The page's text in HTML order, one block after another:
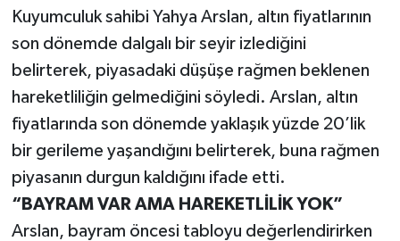
Kuyumculuk sahibi Yahya Arslan, altın fiyatlarının
son dönemde dalgalı bir seyir izlediğini
belirterek, piyasadaki düşüşe rağmen beklenen
hareketliliğin gelmediğini söyledi. Arslan, altın
fiyatlarında son dönemde yaklaşık yüzde 20’lik
bir gerileme yaşandığını belirterek, buna rağmen
piyasanın durgun kaldığını ifade etti.
“BAYRAM VAR AMA HAREKETLİLİK YOK”
Arslan, bayram öncesi tabloyu değerlendirirken